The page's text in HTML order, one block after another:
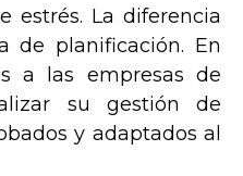
estrés. La diferencia
de planificación. En
a las empresas de
su gestión de
y adaptados al